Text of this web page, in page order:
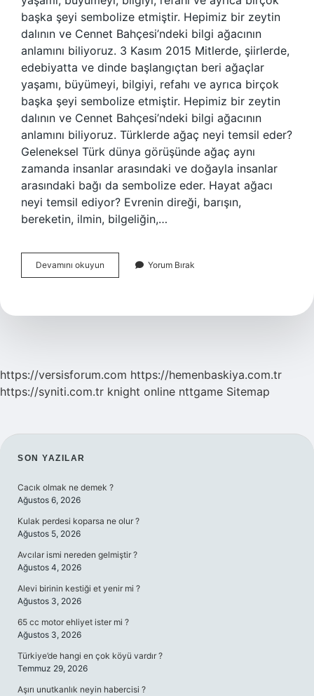
başka şeyi sembolize etmiştir. Hepimiz bir zeytin
dalının ve Cennet Bahçesi’ndeki bilgi ağacının
anlamını biliyoruz. 3 Kasım 2015 Mitlerde, şiirlerde,
edebiyatta ve dinde başlangıçtan beri ağaçlar
yaşamı, büyümeyi, bilgiyi, refahı ve ayrıca birçok
başka şeyi sembolize etmiştir. Hepimiz bir zeytin
dalının ve Cennet Bahçesi’ndeki bilgi ağacının
anlamını biliyoruz. Türklerde ağaç neyi temsil eder?
Geleneksel Türk dünya görüşünde ağaç aynı
zamanda insanlar arasındaki ve doğayla insanlar
arasındaki bağı da sembolize eder. Hayat ağacı
neyi temsil ediyor? Evrenin direği, barışın,
bereketin, ilmin, bilgeliğin,…
Devamını okuyun
Neyi
Yorum Bırak
https://versisforum.com https://hemenbaskiya.com.tr
https://syniti.com.tr knight online nttgame Sitemap
SIDEBAR
SON YAZILAR
Cacık olmak ne demek ?
Ağustos 6, 2026
Kulak perdesi koparsa ne olur ?
Ağustos 5, 2026
Avcılar ismi nereden gelmiştir ?
Ağustos 4, 2026
Alevi birinin kestiği et yenir mi ?
Ağustos 3, 2026
65 cc motor ehliyet ister mi ?
Ağustos 3, 2026
Türkiye’de hangi en çok köyü vardır ?
Temmuz 29, 2026
Aşırı unutkanlık neyin habercisi ?